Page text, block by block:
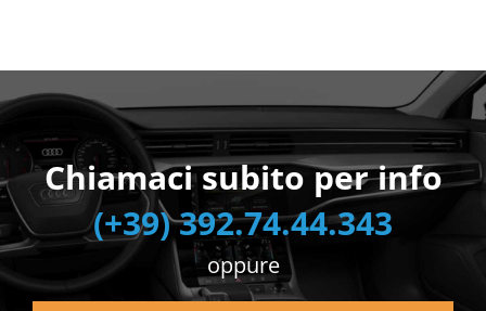
Chiamaci subito per info
(+39) 392.74.44.343
oppure